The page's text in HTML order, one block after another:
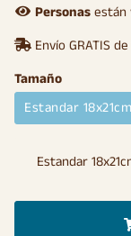
Personas están
Envío GRATIS de
Tamaño
Estandar 18x21cm